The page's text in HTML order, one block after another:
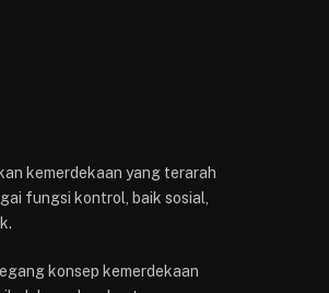
kemerdekaan yang terarah
fungsi kontrol, baik sosial,
konsep kemerdekaan